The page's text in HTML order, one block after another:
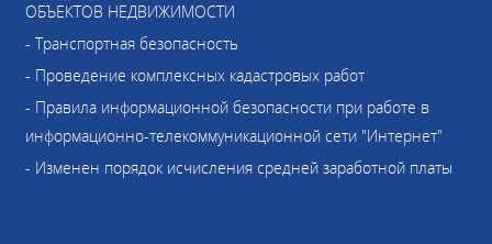
ОБЪЕКТОВ НЕДВИЖИМОСТИ
- Транспортная безопасность
- Проведение комплексных кадастровых работ
- Правила информационной безопасности при работе в
информационно-телекоммуникационной сети "Интернет"
- Изменен порядок исчисления средней заработной платы